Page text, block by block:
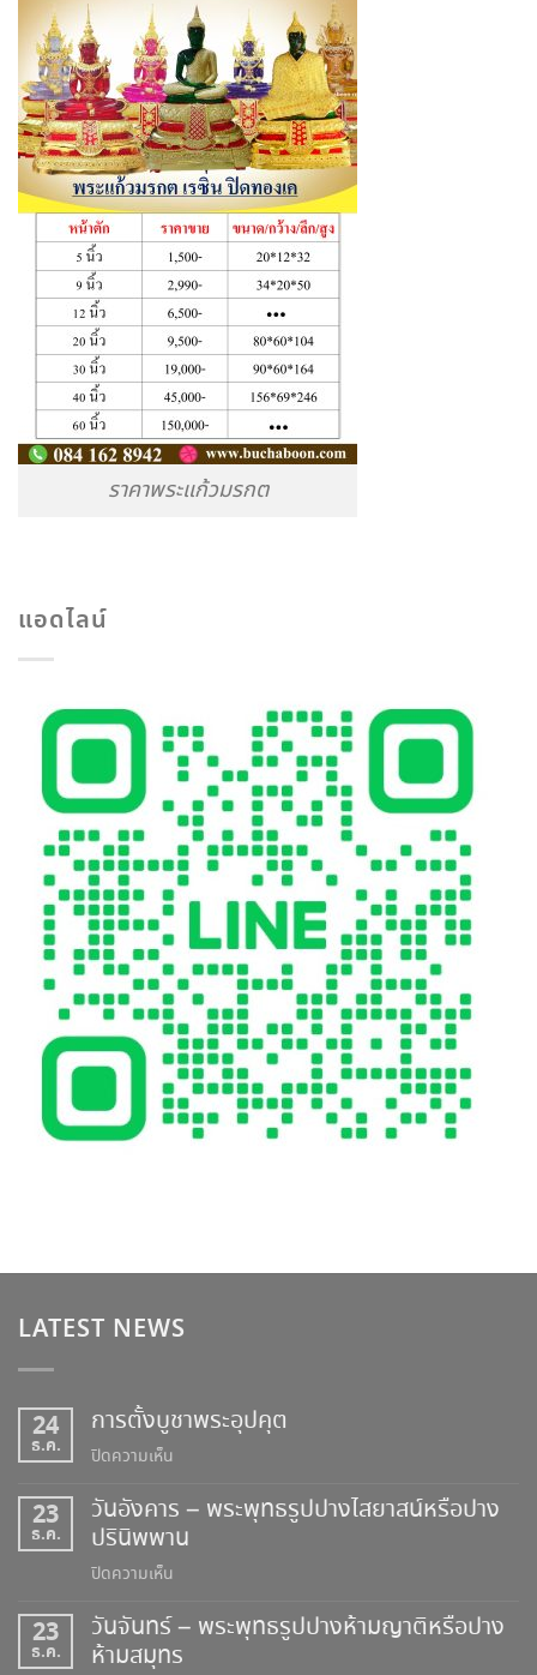
ราคาพระแก้วมรกต
แอดไลน์
LATEST NEWS
24
ธ.ค.
การตั้งบูชาพระอุปคุต
ปิดความเห็น
ตั้ง
บูชา
23
ธ.ค.
วันอังคาร – พระพุทธรูปปางไสยาสน์หรือปาง
ปรินิพพาน
ปิดความเห็น
อังคาร
–
23
ธ.ค.
วันจันทร์ – พระพุทธรูปปางห้ามญาติหรือปาง
ห้ามสมุทร